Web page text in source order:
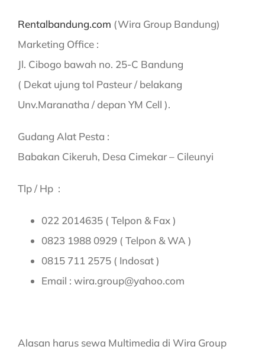
Rentalbandung.com (Wira Group Bandung)
Marketing Office :
Jl. Cibogo bawah no. 25-C Bandung
( Dekat ujung tol Pasteur / belakang
Unv.Maranatha / depan YM Cell ).
Gudang Alat Pesta :
Babakan Cikeruh, Desa Cimekar – Cileunyi
Tlp / Hp :
022 2014635 ( Telpon & Fax )
0823 1988 0929 ( Telpon & WA )
0815 711 2575 ( Indosat )
Email : wira.group@yahoo.com
Alasan harus sewa Multimedia di Wira Group